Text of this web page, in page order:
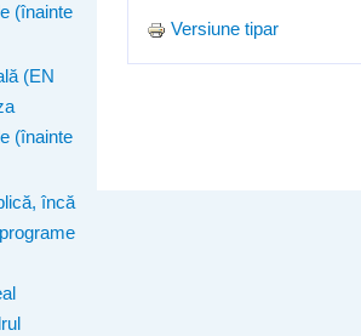
(înainte
(EN
(înainte
încă
Versiune tipar